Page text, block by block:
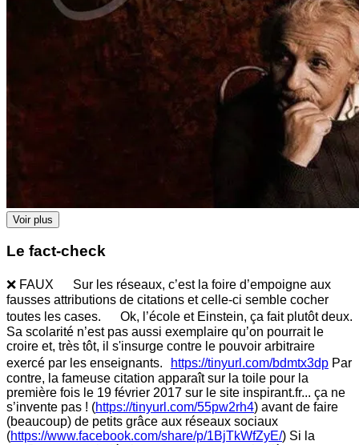
Voir plus
Le fact-check
❌ FAUX Sur les réseaux, c’est la foire d’empoigne aux
fausses attributions de citations et celle-ci semble cocher
toutes les cases. Ok, l’école et Einstein, ça fait plutôt deux.
Sa scolarité n’est pas aussi exemplaire qu’on pourrait le
croire et, très tôt, il s'insurge contre le pouvoir arbitraire
exercé par les enseignants.
https://tinyurl.com/bdmtx3dp Par
contre, la fameuse citation apparaît sur la toile pour la
première fois le 19 février 2017 sur le site inspirant.fr... ça ne
s’invente pas ! (https://tinyurl.com/55pw2rh4) avant de faire
(beaucoup) de petits grâce aux réseaux sociaux
(https://www.facebook.com/share/p/1BjTkWfZyE/) Si la